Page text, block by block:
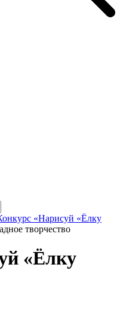
«Нарисуй «Ёлку
творчество
«Ёлку